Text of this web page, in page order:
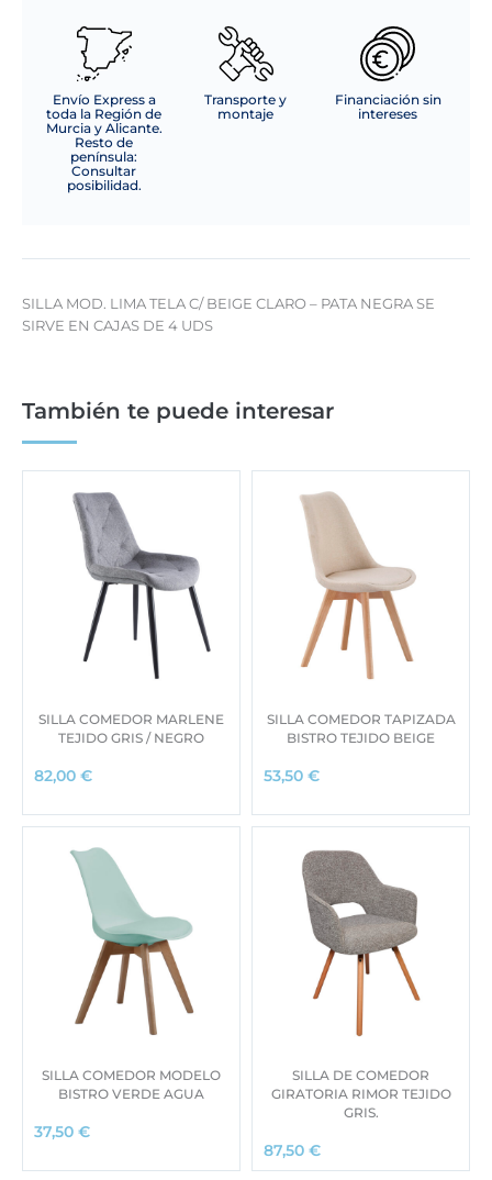
UDS
cantidad
Envío Express a
toda la Región de
Murcia y Alicante.
Resto de
península:
Consultar
posibilidad.
Transporte y
montaje
Financiación sin
intereses
SILLA MOD. LIMA TELA C/ BEIGE CLARO – PATA NEGRA SE
SIRVE EN CAJAS DE 4 UDS
También te puede interesar
SILLA COMEDOR MARLENE
TEJIDO GRIS / NEGRO
82,00 €
SILLA COMEDOR TAPIZADA
BISTRO TEJIDO BEIGE
53,50 €
SILLA COMEDOR MODELO
BISTRO VERDE AGUA
37,50 €
SILLA DE COMEDOR
GIRATORIA RIMOR TEJIDO
GRIS.
87,50 €